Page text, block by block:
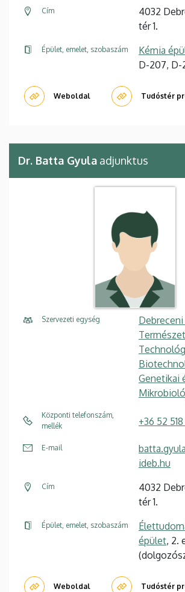
Cím
4032
tér 1.
Épület, emelet, szobaszám Kémia
D-207, D-
Weboldal Tudóstér
Dr. Batta Gyula adjunktus
Szervezeti egység
Genetikai
Központi telefonszám,
mellék
+36 52
E-mail
ideb.hu
Cím
4032
tér 1.
Épület, emelet, szobaszám
épület, 2.
Weboldal Tudóstér